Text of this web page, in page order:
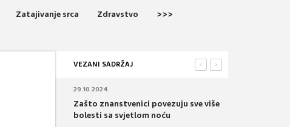
Zatajivanje srca Zdravstvo >>>
VEZANI SADRŽAJ >
<
29.10.2024.
Zašto znanstvenici povezuju sve više
bolesti sa svjetlom noću